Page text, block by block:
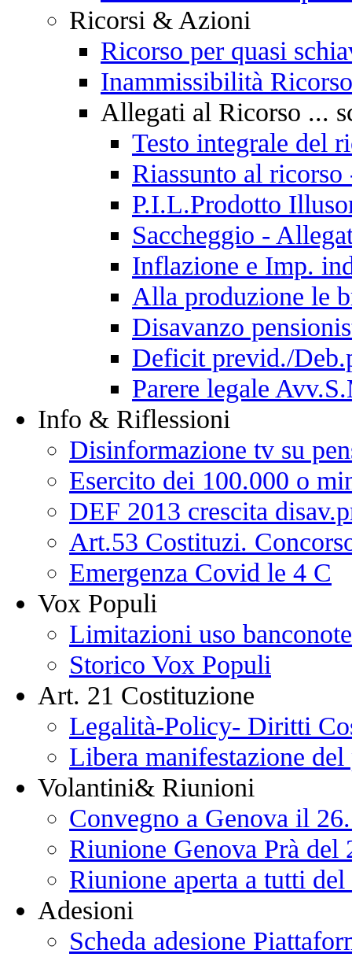
Ricorsi & Azioni
Ricorso per quasi
Inammissibilità
Allegati al Ricorso ...
Testo integrale del
Riassunto al
P.I.L.Prodotto
Saccheggio -
Inflazione e Imp.
Alla produzione le
Disavanzo
Deficit previd./
Parere legale
Info & Riflessioni
Disinformazione tv su
Esercito dei 100.000 o
DEF 2013 crescita
Art.53 Costituzi.
Emergenza Covid le 4 C
Vox Populi
Limitazioni uso
Storico Vox Populi
Art. 21 Costituzione
Legalità-Policy- Diritti
Libera manifestazione del
Volantini& Riunioni
Convegno a Genova il
Riunione Genova Prà del
Riunione aperta a tutti
Adesioni
Scheda adesione